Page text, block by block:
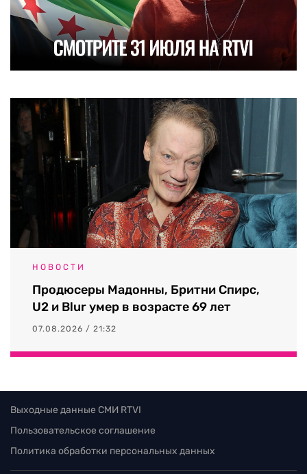
НОВОСТИ
Продюсеры Мадонны, Бритни Спирс,
U2 и Blur умер в возрасте 69 лет
07.08.2026 / 21:32
Выходные данные СМИ RTVI
Пользовательское соглашение
Политика обработки персональных данных